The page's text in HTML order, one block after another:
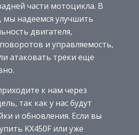
части мотоцикла. В
мы надеемся улучшить
двигателя,
и управляемость,
атаковать треки еще
к нам через
так как у нас будут
и обновления. Если вы
KX450F или уже